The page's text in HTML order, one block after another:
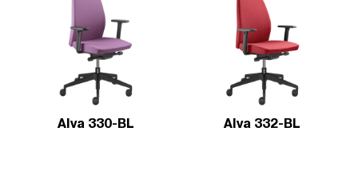
Alva 330-BL Alva 332-BL